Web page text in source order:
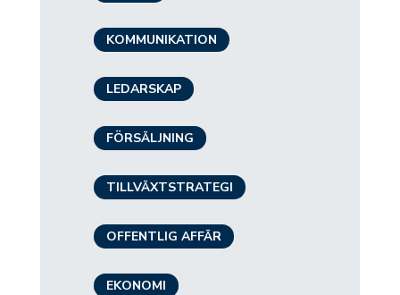
KOMMUNIKATION
LEDARSKAP
FÖRSÄLJNING
TILLVÄXTSTRATEGI
OFFENTLIG AFFÄR
EKONOMI